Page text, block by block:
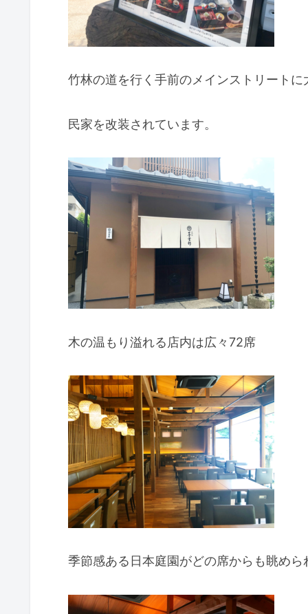
竹林の道を行く手前のメインストリートに
民家を改装されています。
木の温もり溢れる店内は広々72席
季節感ある日本庭園がどの席からも眺めら